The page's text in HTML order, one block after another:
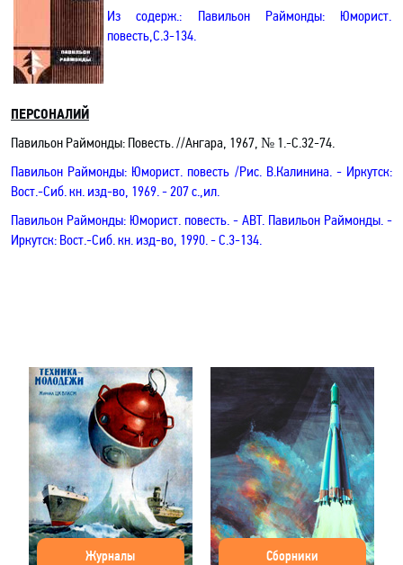
Из содерж.: Павильон Раймонды: Юморист.
повесть,С.3-134.
ПЕРСОНАЛИЙ
Павильон Раймонды: Повесть. //Ангара, 1967, № 1.-C.32-74.
Павильон Раймонды: Юморист. повесть /Рис. В.Калинина. - Иркутск:
Вост.-Сиб. кн. изд-во, 1969. - 207 с.,ил.
Павильон Раймонды: Юморист. повесть. - АВТ. Павильон Раймонды. -
Иркутск: Вост.-Сиб. кн. изд-во, 1990. - С.3-134.
Журналы Сборники